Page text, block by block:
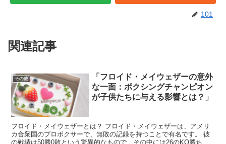
101
関連記事
その他
「フロイド・メイウェザーの意外
な一面：ボクシングチャンピオン
が子供たちに与える影響とは？」
フロイド・メイウェザーとは？ フロイド・メイウェザーは、アメリ
カ合衆国のプロボクサーで、無敗の記録を持つことで有名です。 彼
の戦績は50勝0敗という驚異的なもので、その中には26のKO勝ちが